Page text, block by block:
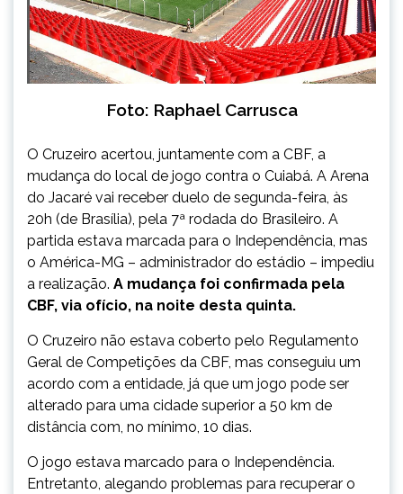
Foto: Raphael Carrusca
O Cruzeiro acertou, juntamente com a CBF, a
mudança do local de jogo contra o Cuiabá. A Arena
do Jacaré vai receber duelo de segunda-feira, às
20h (de Brasília), pela 7ª rodada do Brasileiro. A
partida estava marcada para o Independência, mas
o América-MG – administrador do estádio – impediu
a realização. A mudança foi confirmada pela
CBF, via ofício, na noite desta quinta.
O Cruzeiro não estava coberto pelo Regulamento
Geral de Competições da CBF, mas conseguiu um
acordo com a entidade, já que um jogo pode ser
alterado para uma cidade superior a 50 km de
distância com, no mínimo, 10 dias.
O jogo estava marcado para o Independência.
Entretanto, alegando problemas para recuperar o